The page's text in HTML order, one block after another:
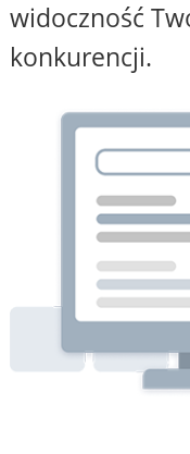
widoczność
konkurencji.